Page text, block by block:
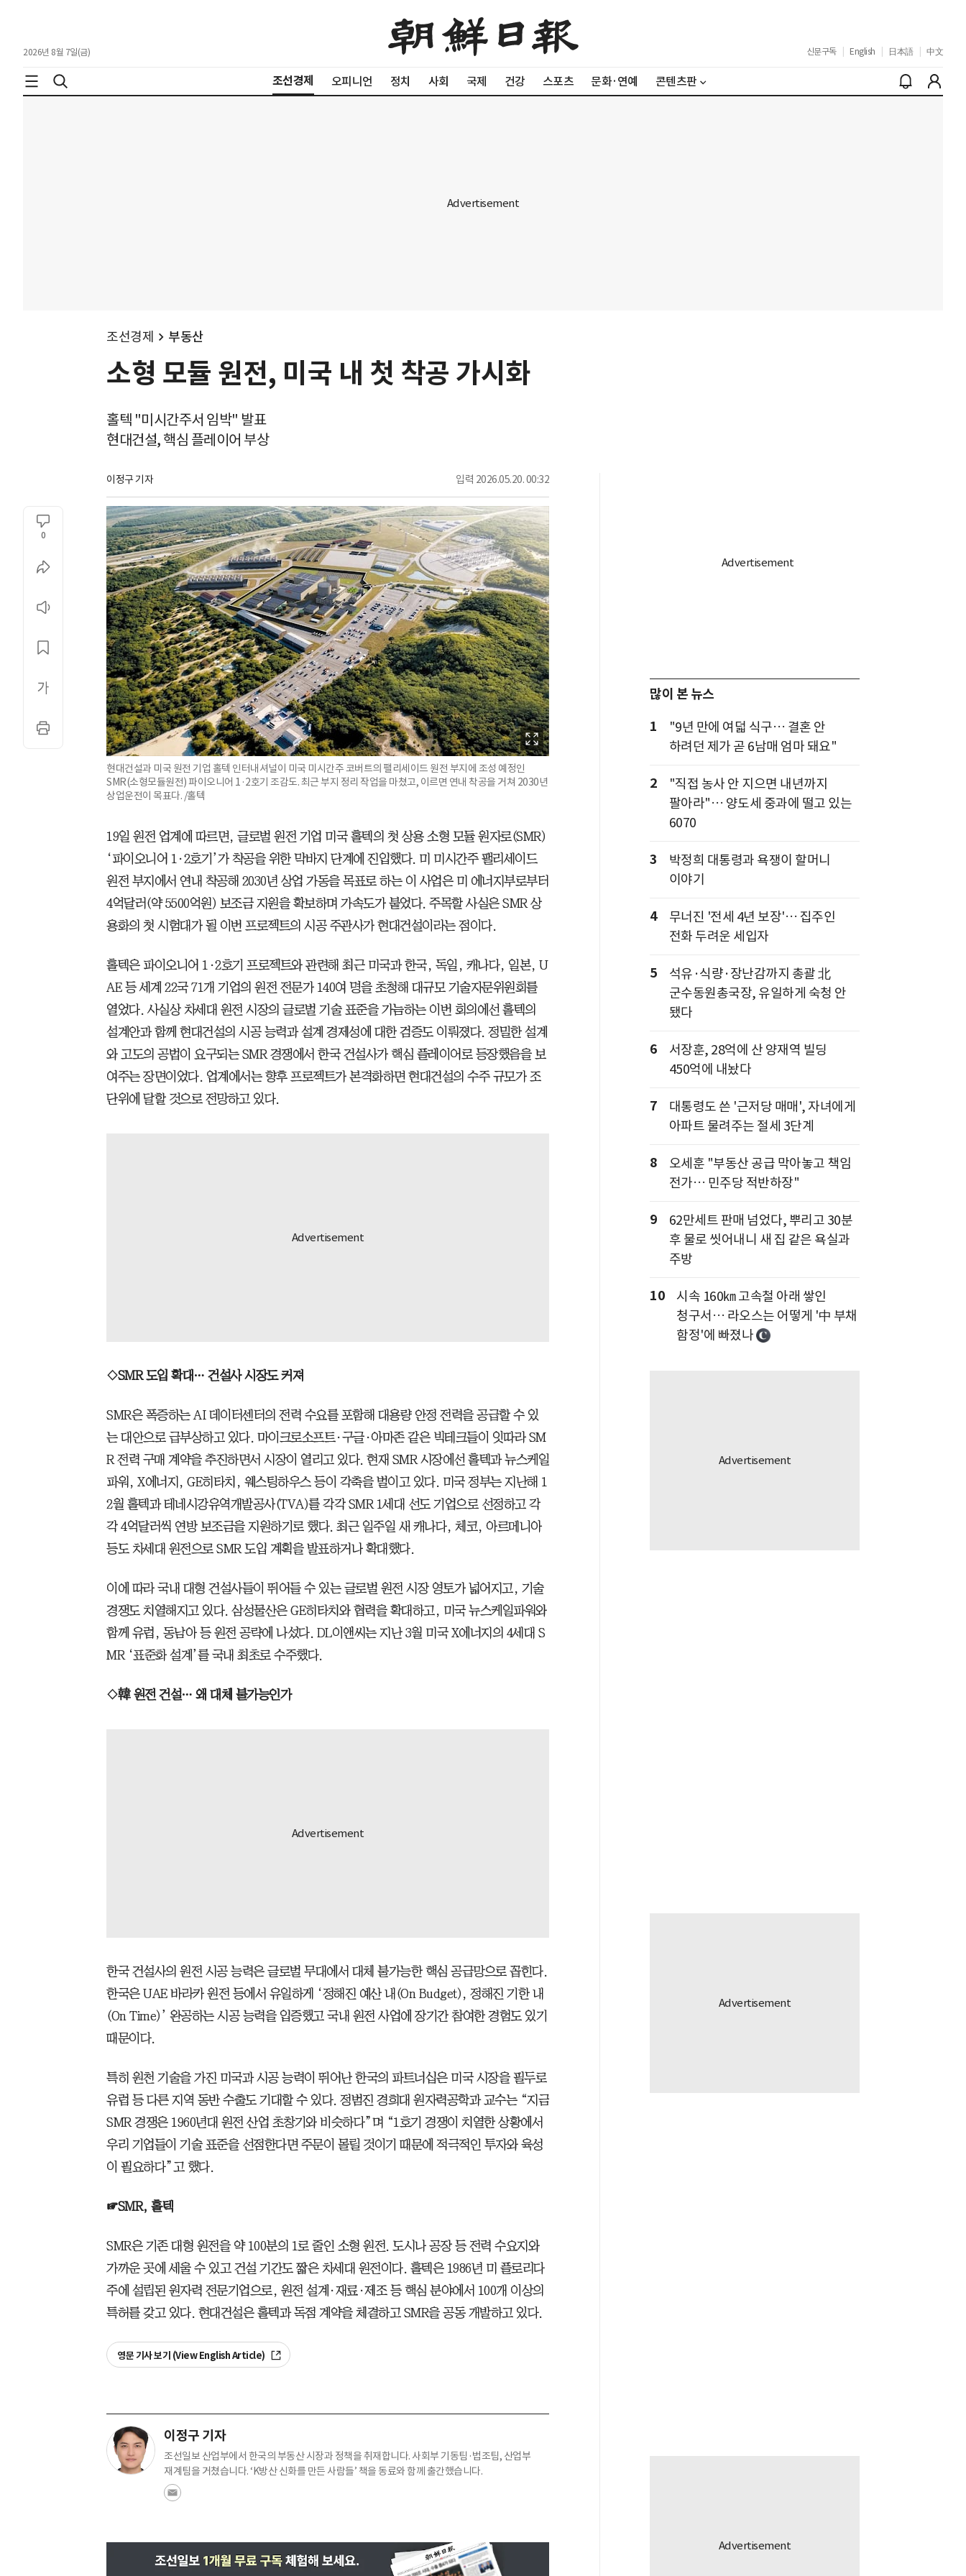
2026년 8월 7일(금) 신문구독 English 日本語 中文
조선경제 오피니언 정치 사회 국제 건강 스포츠 문화·연예 콘텐츠판
조선경제 부동산
소형 모듈 원전, 미국 내 첫 착공 가시화
홀텍 "미시간주서 임박" 발표
현대건설, 핵심 플레이어 부상
이정구 기자 입력 2026.05.20. 00:32
0
현대건설과 미국 원전 기업 홀텍 인터내셔널이 미국 미시간주 코버트의 팰리세이드 원전 부지에 조성 예정인
SMR(소형모듈원전) 파이오니어 1·2호기 조감도. 최근 부지 정리 작업을 마쳤고, 이르면 연내 착공을 거쳐 2030년
상업운전이 목표다. /홀텍
19일 원전 업계에 따르면, 글로벌 원전 기업 미국 홀텍의 첫 상용 소형 모듈 원자로(SMR)
‘파이오니어 1·2호기’가 착공을 위한 막바지 단계에 진입했다. 미 미시간주 팰리세이드
원전 부지에서 연내 착공해 2030년 상업 가동을 목표로 하는 이 사업은 미 에너지부로부터
4억달러(약 5500억원) 보조금 지원을 확보하며 가속도가 붙었다. 주목할 사실은 SMR 상
용화의 첫 시험대가 될 이번 프로젝트의 시공 주관사가 현대건설이라는 점이다.
홀텍은 파이오니어 1·2호기 프로젝트와 관련해 최근 미국과 한국, 독일, 캐나다, 일본, U
AE 등 세계 22국 71개 기업의 원전 전문가 140여 명을 초청해 대규모 기술자문위원회를
열었다. 사실상 차세대 원전 시장의 글로벌 기술 표준을 가늠하는 이번 회의에선 홀텍의
설계안과 함께 현대건설의 시공 능력과 설계 경제성에 대한 검증도 이뤄졌다. 정밀한 설계
와 고도의 공법이 요구되는 SMR 경쟁에서 한국 건설사가 핵심 플레이어로 등장했음을 보
여주는 장면이었다. 업계에서는 향후 프로젝트가 본격화하면 현대건설의 수주 규모가 조
단위에 달할 것으로 전망하고 있다.
◇SMR 도입 확대… 건설사 시장도 커져
SMR은 폭증하는 AI 데이터센터의 전력 수요를 포함해 대용량 안정 전력을 공급할 수 있
는 대안으로 급부상하고 있다. 마이크로소프트·구글·아마존 같은 빅테크들이 잇따라 SM
R 전력 구매 계약을 추진하면서 시장이 열리고 있다. 현재 SMR 시장에선 홀텍과 뉴스케일
파워, X에너지, GE히타치, 웨스팅하우스 등이 각축을 벌이고 있다. 미국 정부는 지난해 1
2월 홀텍과 테네시강유역개발공사(TVA)를 각각 SMR 1세대 선도 기업으로 선정하고 각
각 4억달러씩 연방 보조금을 지원하기로 했다. 최근 일주일 새 캐나다, 체코, 아르메니아
등도 차세대 원전으로 SMR 도입 계획을 발표하거나 확대했다.
이에 따라 국내 대형 건설사들이 뛰어들 수 있는 글로벌 원전 시장 영토가 넓어지고, 기술
경쟁도 치열해지고 있다. 삼성물산은 GE히타치와 협력을 확대하고, 미국 뉴스케일파워와
함께 유럽, 동남아 등 원전 공략에 나섰다. DL이앤씨는 지난 3월 미국 X에너지의 4세대 S
MR ‘표준화 설계’를 국내 최초로 수주했다.
◇韓 원전 건설… 왜 대체 불가능인가
한국 건설사의 원전 시공 능력은 글로벌 무대에서 대체 불가능한 핵심 공급망으로 꼽힌다.
한국은 UAE 바라카 원전 등에서 유일하게 ‘정해진 예산 내(On Budget), 정해진 기한 내
(On Time)’ 완공하는 시공 능력을 입증했고 국내 원전 사업에 장기간 참여한 경험도 있기
때문이다.
특히 원천 기술을 가진 미국과 시공 능력이 뛰어난 한국의 파트너십은 미국 시장을 필두로
유럽 등 다른 지역 동반 수출도 기대할 수 있다. 정범진 경희대 원자력공학과 교수는 “지금
SMR 경쟁은 1960년대 원전 산업 초창기와 비슷하다”며 “1호기 경쟁이 치열한 상황에서
우리 기업들이 기술 표준을 선점한다면 주문이 몰릴 것이기 때문에 적극적인 투자와 육성
이 필요하다”고 했다.
☞SMR, 홀텍
SMR은 기존 대형 원전을 약 100분의 1로 줄인 소형 원전. 도시나 공장 등 전력 수요지와
가까운 곳에 세울 수 있고 건설 기간도 짧은 차세대 원전이다. 홀텍은 1986년 미 플로리다
주에 설립된 원자력 전문기업으로, 원전 설계·재료·제조 등 핵심 분야에서 100개 이상의
특허를 갖고 있다. 현대건설은 홀텍과 독점 계약을 체결하고 SMR을 공동 개발하고 있다.
영문 기사 보기 (View English Article)
이정구 기자
조선일보 산업부에서 한국의 부동산 시장과 정책을 취재합니다. 사회부 기동팀·법조팀, 산업부
재계팀을 거쳤습니다. ‘K방산 신화를 만든 사람들’ 책을 동료와 함께 출간했습니다.
많이 본 뉴스
1
"9년 만에 여덟 식구… 결혼 안
하려던 제가 곧 6남매 엄마 돼요"
2
"직접 농사 안 지으면 내년까지
팔아라"… 양도세 중과에 떨고 있는
6070
3
박정희 대통령과 욕쟁이 할머니
이야기
4
무너진 '전세 4년 보장'… 집주인
전화 두려운 세입자
5
석유·식량·장난감까지 총괄 北
군수동원총국장, 유일하게 숙청 안
됐다
6
서장훈, 28억에 산 양재역 빌딩
450억에 내놨다
7
대통령도 쓴 '근저당 매매', 자녀에게
아파트 물려주는 절세 3단계
8
오세훈 "부동산 공급 막아놓고 책임
전가… 민주당 적반하장"
9
62만세트 판매 넘었다, 뿌리고 30분
후 물로 씻어내니 새 집 같은 욕실과
주방
10
시속 160㎞ 고속철 아래 쌓인
청구서… 라오스는 어떻게 '中 부채
함정'에 빠졌나